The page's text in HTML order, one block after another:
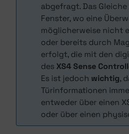
abgefragt. Das
Fenster, wo eine
möglicherweise nicht
oder bereits durch
erfolgt, die mit den
des XS4 Sense
Es ist jedoch wichtig,
Türinformationen
entweder über einen
oder über einen